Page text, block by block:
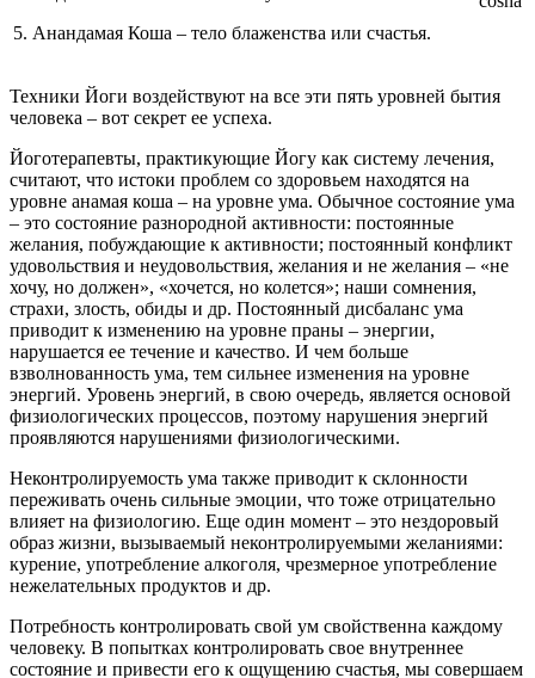
5. Анандамая Коша – тело блаженства или счастья.
Техники Йоги воздействуют на все эти пять уровней бытия
человека – вот секрет ее успеха.
Йоготерапевты, практикующие Йогу как систему лечения,
считают, что истоки проблем со здоровьем находятся на
уровне анамая коша – на уровне ума. Обычное состояние ума
– это состояние разнородной активности: постоянные
желания, побуждающие к активности; постоянный конфликт
удовольствия и неудовольствия, желания и не желания – «не
хочу, но должен», «хочется, но колется»; наши сомнения,
страхи, злость, обиды и др. Постоянный дисбаланс ума
приводит к изменению на уровне праны – энергии,
нарушается ее течение и качество. И чем больше
взволнованность ума, тем сильнее изменения на уровне
энергий. Уровень энергий, в свою очередь, является основой
физиологических процессов, поэтому нарушения энергий
проявляются нарушениями физиологическими.
Неконтролируемость ума также приводит к склонности
переживать очень сильные эмоции, что тоже отрицательно
влияет на физиологию. Еще один момент – это нездоровый
образ жизни, вызываемый неконтролируемыми желаниями:
курение, употребление алкоголя, чрезмерное употребление
нежелательных продуктов и др.
Потребность контролировать свой ум свойственна каждому
человеку. В попытках контролировать свое внутреннее
состояние и привести его к ощущению счастья, мы совершаем